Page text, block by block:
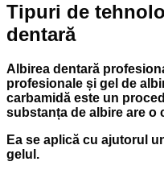
Tipuri de
dentară
Albirea dentară
profesionale și gel de
carbamidă este un
substanța de albire are o
Ea se aplică cu ajutorul
gelul.